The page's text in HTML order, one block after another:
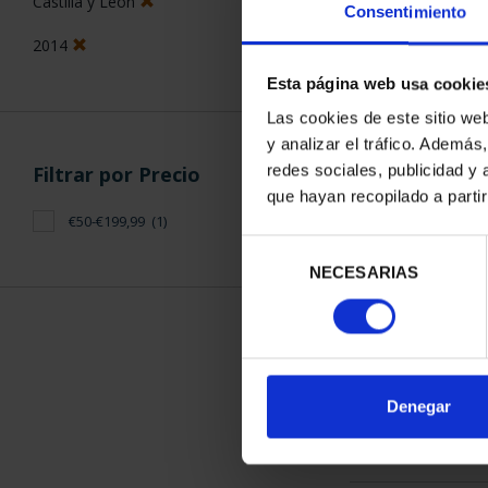
Consentimiento
Esta página web usa
Las cookies de este sitio
y analizar el tráfico.
redes sociales, publicidad y
que hayan recopilado a
consentimiento
NECESARIAS
Denegar
2014
Filtrar por Precio
€50-€199,99 (1)
CIUDADES
ORDENAR POR: